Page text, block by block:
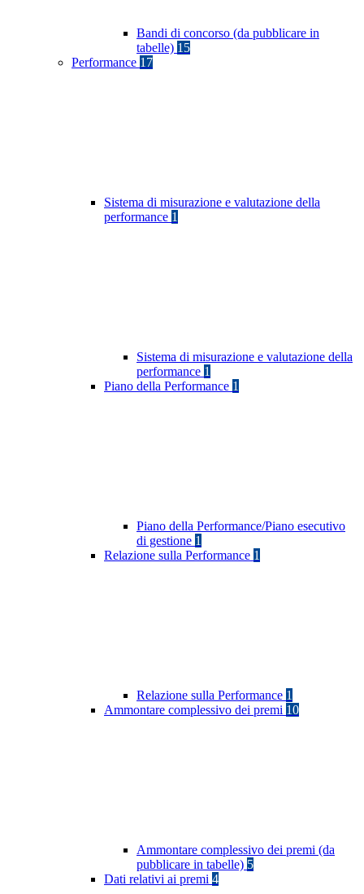
Bandi di concorso (da pubblicare in
tabelle) 15
Performance 17
Sistema di misurazione e valutazione della
performance 1
Sistema di misurazione e valutazione della
performance 1
Piano della Performance 1
Piano della Performance/Piano esecutivo
di gestione 1
Relazione sulla Performance 1
Relazione sulla Performance 1
Ammontare complessivo dei premi 10
Ammontare complessivo dei premi (da
pubblicare in tabelle) 5
Dati relativi ai premi 4